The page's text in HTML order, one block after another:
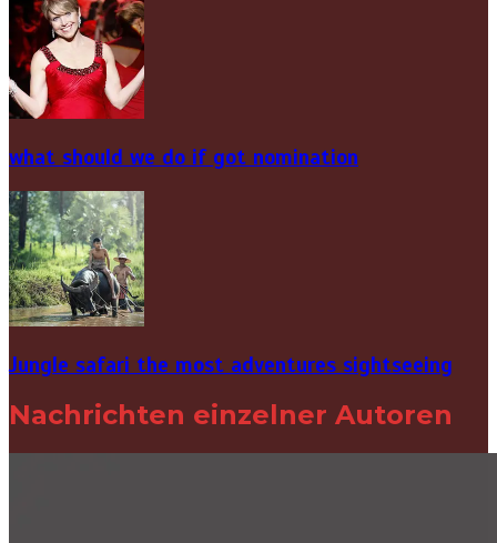
what should we do if got nomination
Jungle safari the most adventures sightseeing
Nachrichten einzelner Autoren